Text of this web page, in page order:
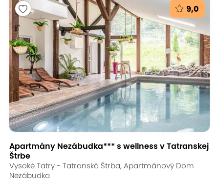
9,0
Apartmány Nezábudka*** s wellness v Tatranskej
Štrbe
Vysoké Tatry - Tatranská Štrba, Apartmánový Dom
Nezábudka